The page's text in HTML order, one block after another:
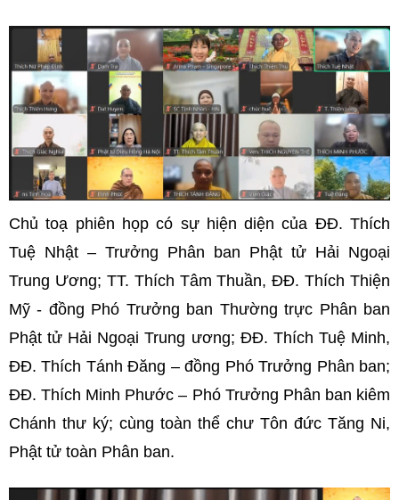
Chủ toạ phiên họp có sự hiện diện của ĐĐ. Thích
Tuệ Nhật – Trưởng Phân ban Phật tử Hải Ngoại
Trung Ương; TT. Thích Tâm Thuần, ĐĐ. Thích Thiện
Mỹ - đồng Phó Trưởng ban Thường trực Phân ban
Phật tử Hải Ngoại Trung ương; ĐĐ. Thích Tuệ Minh,
ĐĐ. Thích Tánh Đăng – đồng Phó Trưởng Phân ban;
ĐĐ. Thích Minh Phước – Phó Trưởng Phân ban kiêm
Chánh thư ký; cùng toàn thể chư Tôn đức Tăng Ni,
Phật tử toàn Phân ban.